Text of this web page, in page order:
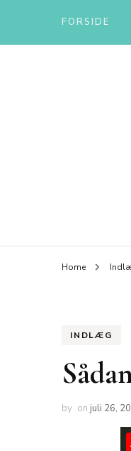
FORSIDE
Home
INDLÆG
by on juli 26,